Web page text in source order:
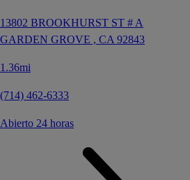
13802 BROOKHURST ST # A
GARDEN GROVE , CA 92843
1.36mi
(714) 462-6333
Abierto 24 horas